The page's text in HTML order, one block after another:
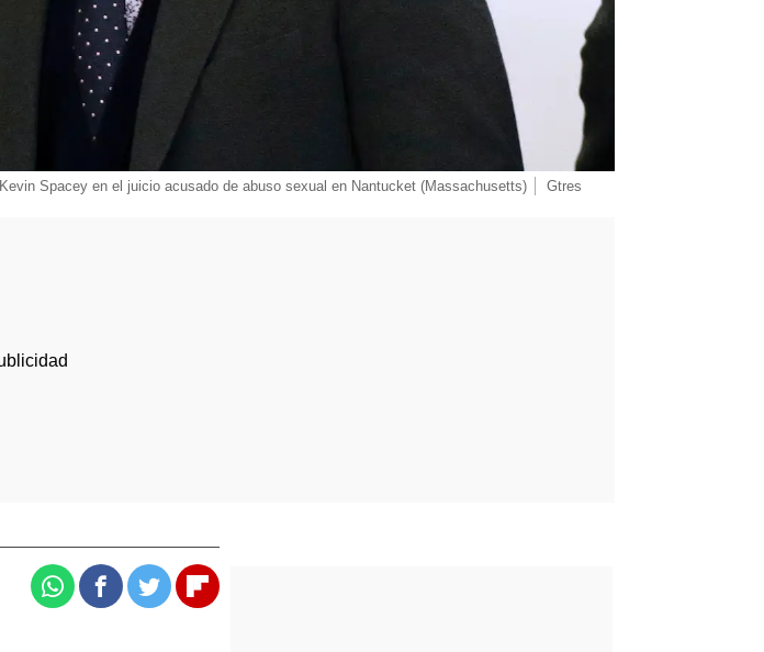
Kevin Spacey en el juicio acusado de abuso sexual en Nantucket (Massachusetts) Gtres
WhatsappFacebook
TwitterFlipboard